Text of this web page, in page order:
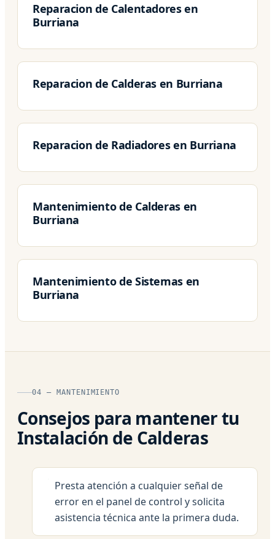
Reparacion de Calentadores en
Burriana
Reparacion de Calderas en Burriana
Reparacion de Radiadores en Burriana
Mantenimiento de Calderas en
Burriana
Mantenimiento de Sistemas en
Burriana
04 — MANTENIMIENTO
Consejos para mantener tu
Instalación de Calderas
Presta atención a cualquier señal de
error en el panel de control y solicita
asistencia técnica ante la primera duda.